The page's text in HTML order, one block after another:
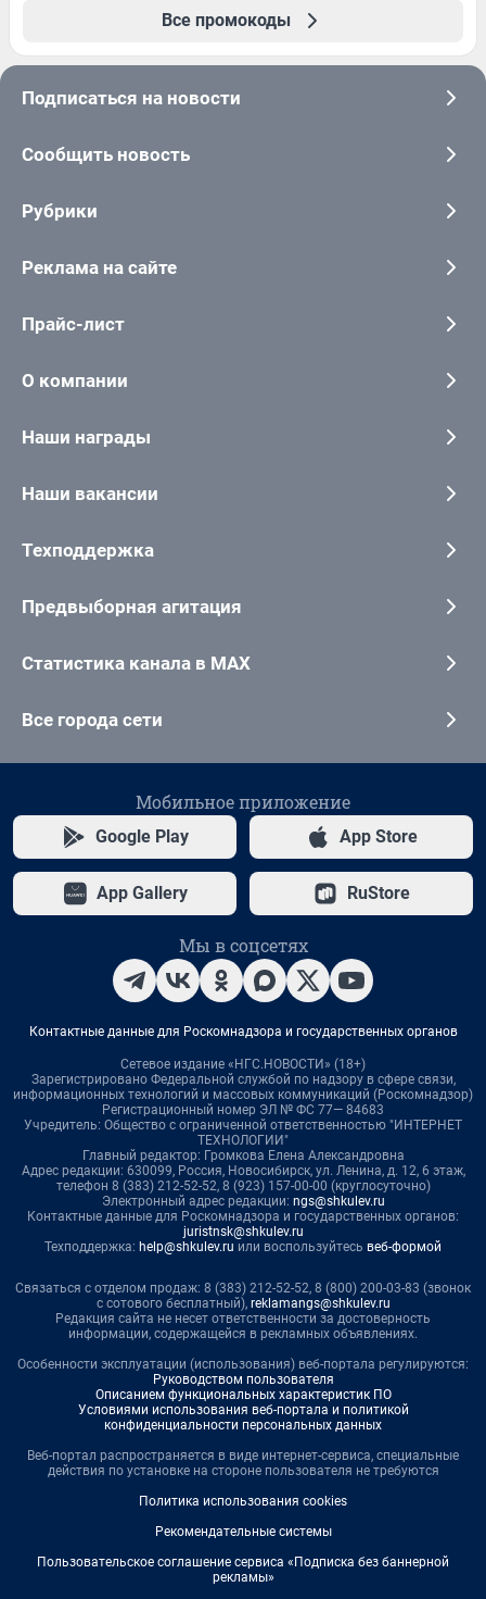
Все промокоды
Подписаться на новости
Сообщить новость
Рубрики
Реклама на сайте
Прайс-лист
О компании
Наши награды
Наши вакансии
Техподдержка
Предвыборная агитация
Статистика канала в MAX
Все города сети
Мобильное приложение
Google Play App Store
App Gallery RuStore
Мы в соцсетях
Контактные данные для Роскомнадзора и государственных органов
Сетевое издание «НГС.НОВОСТИ» (18+)
Зарегистрировано Федеральной службой по надзору в сфере связи,
информационных технологий и массовых коммуникаций (Роскомнадзор)
Регистрационный номер ЭЛ № ФС 77— 84683
Учредитель: Общество с ограниченной ответственностью "ИНТЕРНЕТ
ТЕХНОЛОГИИ"
Главный редактор: Громкова Елена Александровна
Адрес редакции: 630099, Россия, Новосибирск, ул. Ленина, д. 12, 6 этаж,
телефон 8 (383) 212-52-52, 8 (923) 157-00-00 (круглосуточно)
Электронный адрес редакции: ngs@shkulev.ru
Контактные данные для Роскомнадзора и государственных органов:
juristnsk@shkulev.ru
Техподдержка: help@shkulev.ru или воспользуйтесь веб-формой
Связаться с отделом продаж: 8 (383) 212-52-52, 8 (800) 200-03-83 (звонок
с сотового бесплатный), reklamangs@shkulev.ru
Редакция сайта не несет ответственности за достоверность
информации, содержащейся в рекламных объявлениях.
Особенности эксплуатации (использования) веб-портала регулируются:
Руководством пользователя
Описанием функциональных характеристик ПО
Условиями использования веб-портала и политикой
конфиденциальности персональных данных
Веб-портал распространяется в виде интернет-сервиса, специальные
действия по установке на стороне пользователя не требуются
Политика использования cookies
Рекомендательные системы
Пользовательское соглашение сервиса «Подписка без баннерной
рекламы»